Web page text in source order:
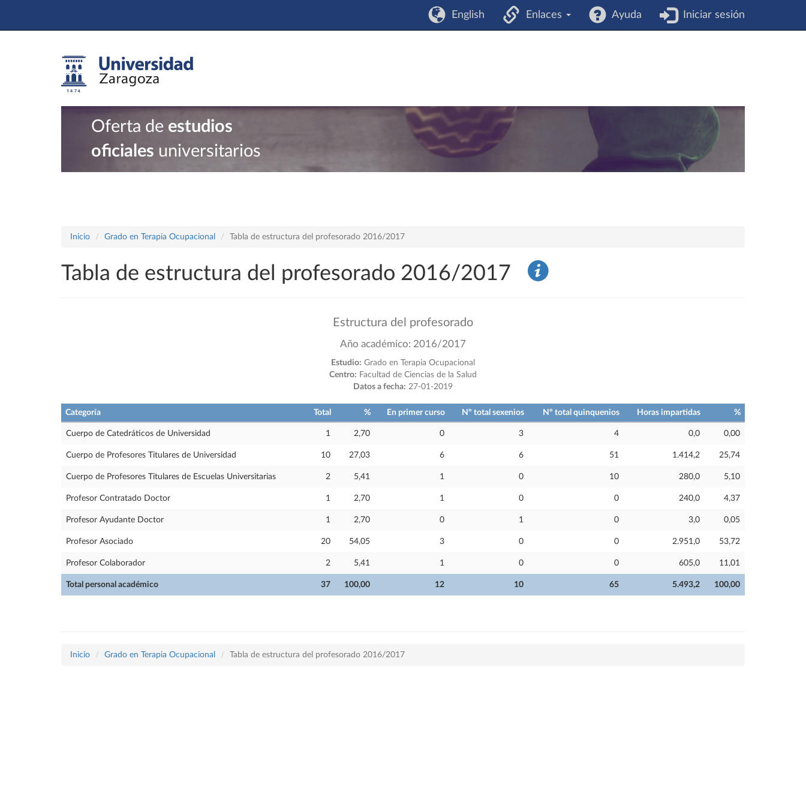
English Enlaces Ayuda Iniciar sesión
Oferta de estudios
oficiales universitarios
Inicio Grado en Terapia Ocupacional Tabla de estructura del profesorado 2016/2017
Tabla de estructura del profesorado 2016/2017
Estructura del profesorado
Año académico: 2016/2017
Estudio: Grado en Terapia Ocupacional
Centro: Facultad de Ciencias de la Salud
Datos a fecha: 27-01-2019
Categoría Total % En primer curso Nº total sexenios Nº total quinquenios Horas impartidas %
Total personal académico 37 100,00 12 10 65 5.493,2 100,00
Cuerpo de Catedráticos de Universidad 1 2,70 0 3 4 0,0 0,00
Cuerpo de Profesores Titulares de Universidad 10 27,03 6 6 51 1.414,2 25,74
Cuerpo de Profesores Titulares de Escuelas Universitarias 2 5,41 1 0 10 280,0 5,10
Profesor Contratado Doctor 1 2,70 1 0 0 240,0 4,37
Profesor Ayudante Doctor 1 2,70 0 1 0 3,0 0,05
Profesor Asociado 20 54,05 3 0 0 2.951,0 53,72
Profesor Colaborador 2 5,41 1 0 0 605,0 11,01
Inicio Grado en Terapia Ocupacional Tabla de estructura del profesorado 2016/2017